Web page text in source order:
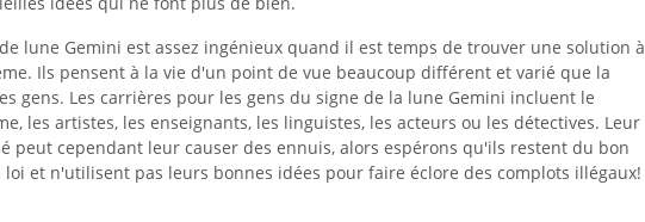
lune Gemini est assez ingénieux quand il est temps de trouver une solution à
Ils pensent à la vie d'un point de vue beaucoup différent et varié que la
gens. Les carrières pour les gens du signe de la lune Gemini incluent le
les artistes, les enseignants, les linguistes, les acteurs ou les détectives. Leur
peut cependant leur causer des ennuis, alors espérons qu'ils restent du bon
loi et n'utilisent pas leurs bonnes idées pour faire éclore des complots illégaux!